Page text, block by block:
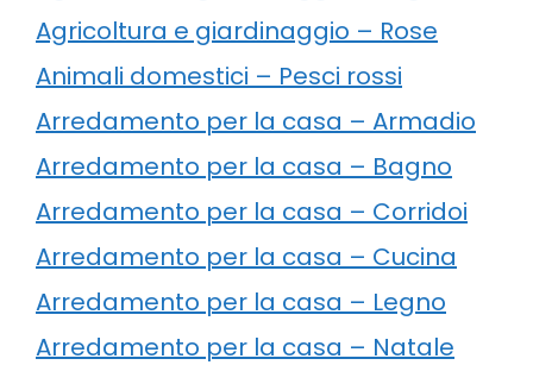
Agricoltura e giardinaggio – Rose
Animali domestici – Pesci rossi
Arredamento per la casa – Armadio
Arredamento per la casa – Bagno
Arredamento per la casa – Corridoi
Arredamento per la casa – Cucina
Arredamento per la casa – Legno
Arredamento per la casa – Natale